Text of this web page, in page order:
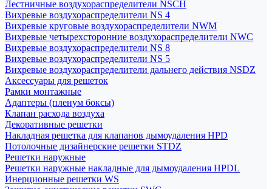
Лестничные воздухораспределители NSCH
Вихревые воздухораспределители NS 4
Вихревые круговые воздухораспределители NWM
Вихревые четырехсторонние воздухораспределители NWC
Вихревые воздухораспределители NS 8
Вихревые воздухораспределители NS 5
Вихревые воздухораспределители дальнего действия NSDZ
Аксессуары для решеток
Рамки монтажные
Адаптеры (пленум боксы)
Клапан расхода воздуха
Декоративные решетки
Накладная решетка для клапанов дымоудаления HPD
Потолочные дизайнерские решетки STDZ
Решетки наружные
Решетки наружные накладные для дымоудаления HPDL
Инерционные решетки WS